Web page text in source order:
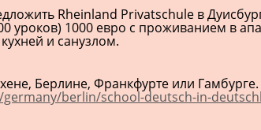
Rheinland Privatschule в
уроков) 1000 евро с проживанием в
и санузлом.
Берлине, Франкфурте или
berlin/school-deutsch-in-